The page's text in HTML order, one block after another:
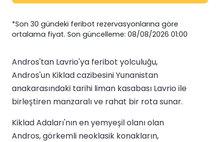
*Son 30 gündeki feribot rezervasyonlarına göre
ortalama fiyat. Son güncelleme: 08/08/2026 01:00
Andros'tan Lavrio'ya feribot yolculuğu,
Andros'un Kiklad cazibesini Yunanistan
anakarasındaki tarihi liman kasabası Lavrio ile
birleştiren manzaralı ve rahat bir rota sunar.
Kiklad Adaları'nın en yemyeşil olanı olan
Andros, görkemli neoklasik konakların,